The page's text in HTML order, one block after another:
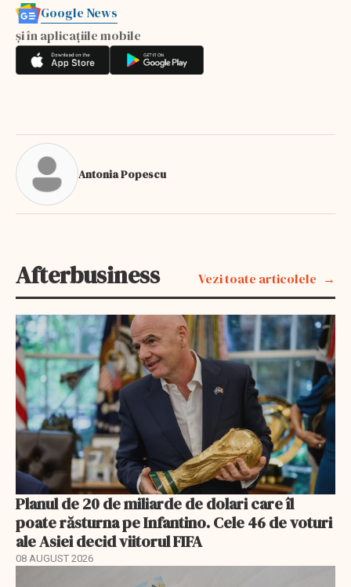
Google News
și în aplicațiile mobile
Antonia Popescu
Afterbusiness Vezi toate articolele
Planul de 20 de miliarde de dolari care îl
poate răsturna pe Infantino. Cele 46 de voturi
ale Asiei decid viitorul FIFA
08 AUGUST 2026